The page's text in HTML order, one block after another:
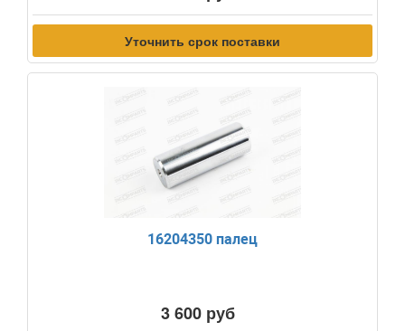
Уточнить срок поставки
16204350 палец
3 600 руб